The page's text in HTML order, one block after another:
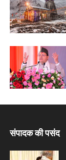
संपादक की पसंद